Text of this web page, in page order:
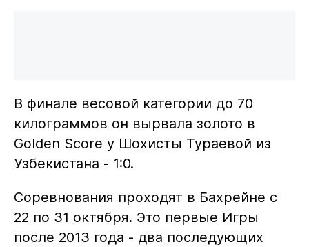
В финале весовой категории до 70
килограммов он вырвала золото в
Golden Score у Шохисты Тураевой из
Узбекистана - 1:0.
Соревнования проходят в Бахрейне с
22 по 31 октября. Это первые Игры
после 2013 года - два последующих